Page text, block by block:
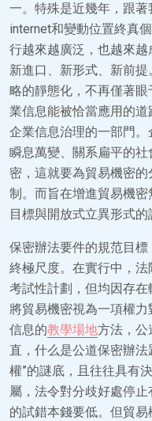
一。特殊是近幾年，跟
internet和變動位置終真
行越來越廣泛，也越來
新進口、新形式、新前
略的靜態化，不再僅著
業信息能被恰當應用的
企業信息治理的一部門
瞬息萬變、關系扁平的
密，這就要為貿易機密
制。而旨在增進貿易機
目標與開放式立異形式的
保密辦法要件的規范目
終極尺度。在實行中，
考試性計劃，但均因存
將貿易機密視為一項權
信息的教學場地方法，公
直，什么是公道保密辦
權”的謎底，且往往具有
屬，法令對分歧好處停
的試錯本錢要低。但貿